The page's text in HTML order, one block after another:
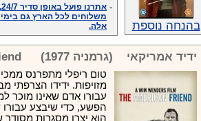
בהנחה נוספת
משלוחים לכל הארץ גם בימים
אלה.
אנחנו כאן לכול שאלה וזמינים
במענה הטלפוני שלנו.ובמייל
.האתר לרשותכם פעיל 24/7
-מענה טלפוני: 09-7652392
צוות דיוידי מאסטר ישיר.
זמינים במייל ובטלפון. האתר
לרשותכם פעיל 24/7
צוות דיוידי מאסטר ישיר.
ידיד אמריקאי (גרמניה 1977)
טום ריפלי מתפרנס
מזויפות. ידידו הצרפתי
עבורו אדם שאינו מוכר
הפשע, כדי שיבצע
הוא יצרן מסגרות